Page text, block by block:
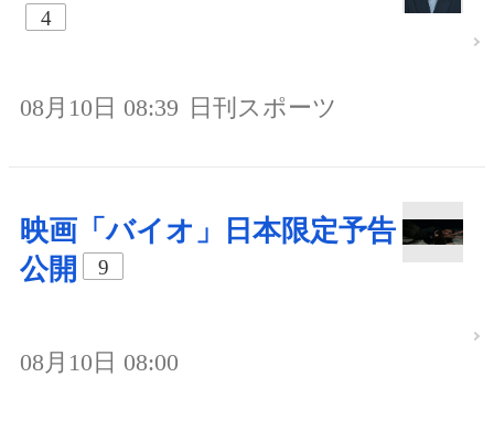
4
08月10日 08:39 日刊スポーツ
映画「バイオ」日本限定予告
公開
9
08月10日 08:00